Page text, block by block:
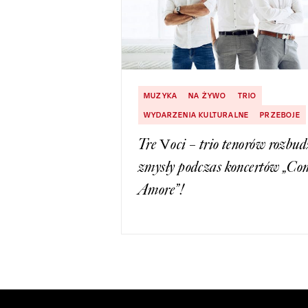
MUZYKA NA ŻYWO
TRIO
WYDARZENIA KULTURALNE
PRZEBOJE
Tre Voci – trio tenorów
zmysły podczas koncertów
Amore”!